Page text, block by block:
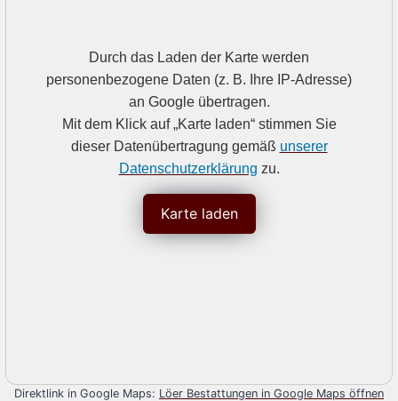
Durch das Laden der Karte werden
personenbezogene Daten (z. B. Ihre IP-Adresse)
an Google übertragen.
Mit dem Klick auf „Karte laden“ stimmen Sie
dieser Datenübertragung gemäß unserer
Datenschutzerklärung zu.
Karte laden
Direktlink in Google Maps: Löer Bestattungen in Google Maps öffnen